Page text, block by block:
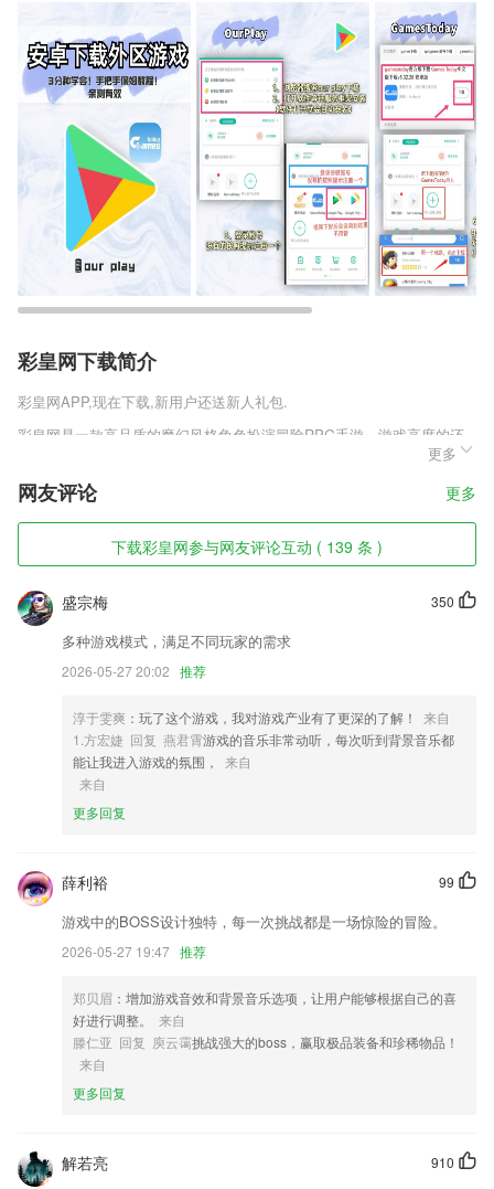
彩皇网下载简介
彩皇网APP,现在下载,新用户还送新人礼包.
彩皇网是一款高品质的魔幻风格角色扮演冒险RPG手游，游戏高度的还
原了端游的各种玩法，复古的游戏界面，看着就让人十分的熟悉，流畅的
动作招式无限连击，丰富多样的玩法层出不穷，喊上你的兄弟们一起并肩
作战，成就你们的传奇人生吧，喜欢主宰传奇之单职业安卓版v1.0.1这款
游戏的玩家千万不要错过!
彩皇网软件特色
1,【专业探测】
2,专业优先填报：结合目标专业、成绩、匹配合适您的院校。
3,作业提醒、快速改错，学习进程一目了然。
5,企业抬头:企业抬头管理,可复制企业抬头、税号用于开票,分享开票信息
给好友,开票不再麻烦
6,备考指南：备考计划、备考资讯，备考不再盲目
彩皇网软件优势
2.不管是什么类型的内容都能够自由浏览阅读，轻松满足用户的阅读需
求。
3.·查看关于产品的信息，了解更多产品的功能，便于选择使用，提高使
4.图文并茂，介绍各类交通标志，并附带说明
5.—聚焦教师“主体”发展，实现自组织研修，提供直播课堂、微课展示、
成果展示、草根工作坊等功能
6.安全知识培训随时去进行，各种安全技能学习高效丰富，服务更到位；
】三端支持按文档分类展示和更多页支持搜索文档功能；归档审批数据，
支持选择审批里自定义的套打模块
更多
网友评论 更多
下载彩皇网参与网友评论互动 ( 139 条 )
350
盛宗梅
多种游戏模式，满足不同玩家的需求
2026-05-27 20:02 推荐
淳于雯爽 ：玩了这个游戏，我对游戏产业有了更深的了解！
来自
1.方宏婕 回复 燕君霄游戏的音乐非常动听，每次听到背景音乐都
能让我进入游戏的氛围，
来自
来自
更多回复
99
薛利裕
游戏中的BOSS设计独特，每一次挑战都是一场惊险的冒险。
2026-05-27 19:47 推荐
郑贝眉 ：增加游戏音效和背景音乐选项，让用户能够根据自己的喜
好进行调整。
来自
滕仁亚 回复 庾云霭挑战强大的boss，赢取极品装备和珍稀物品！
来自
更多回复
910
解若亮